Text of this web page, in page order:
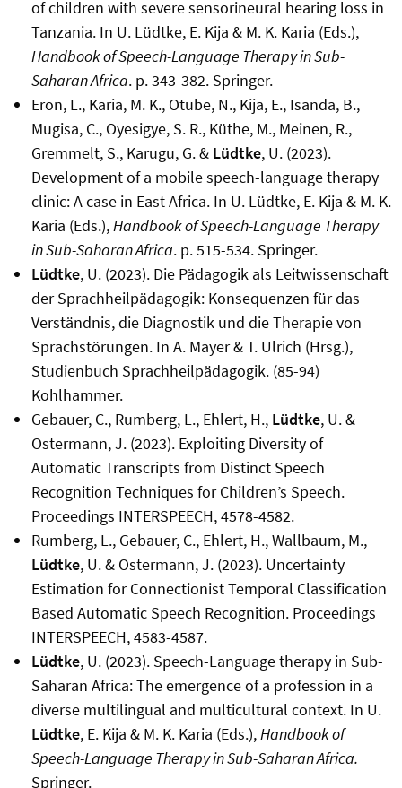
of children with severe sensorineural hearing loss in
Tanzania. In U. Lüdtke, E. Kija & M. K. Karia (Eds.),
Handbook of Speech-Language Therapy in Sub-
Saharan Africa. p. 343-382. Springer.
Eron, L., Karia, M. K., Otube, N., Kija, E., Isanda, B.,
Mugisa, C., Oyesigye, S. R., Küthe, M., Meinen, R.,
Gremmelt, S., Karugu, G. & Lüdtke, U. (2023).
Development of a mobile speech-language therapy
clinic: A case in East Africa. In U. Lüdtke, E. Kija & M. K.
Karia (Eds.),Handbook of Speech-Language Therapy
in Sub-Saharan Africa. p. 515-534. Springer.
Lüdtke, U. (2023). Die Pädagogik als Leitwissenschaft
der Sprachheilpädagogik: Konsequenzen für das
Verständnis, die Diagnostik und die Therapie von
Sprachstörungen. In A. Mayer & T. Ulrich (Hrsg.),
Studienbuch Sprachheilpädagogik. (85-94)
Kohlhammer.
Gebauer, C., Rumberg, L., Ehlert, H., Lüdtke, U. &
Ostermann, J. (2023). Exploiting Diversity of
Automatic Transcripts from Distinct Speech
Recognition Techniques for Children’s Speech.
Proceedings INTERSPEECH, 4578-4582.
Rumberg, L., Gebauer, C., Ehlert, H., Wallbaum, M.,
Lüdtke, U. & Ostermann, J. (2023). Uncertainty
Estimation for Connectionist Temporal Classification
Based Automatic Speech Recognition. Proceedings
INTERSPEECH, 4583-4587.
Lüdtke, U. (2023). Speech-Language therapy in Sub-
Saharan Africa: The emergence of a profession in a
diverse multilingual and multicultural context. In U.
Lüdtke, E. Kija & M. K. Karia (Eds.),Handbook of
Speech-Language Therapy in Sub-Saharan Africa.
Springer.